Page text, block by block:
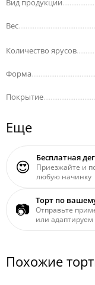
Вес
Количество ярусов
Форма
Покрытие
Еще
😍 Бесплатная
Приезжайте и
любую начинку
📷 Торт по
Отправьте
или адаптируем
Похожие